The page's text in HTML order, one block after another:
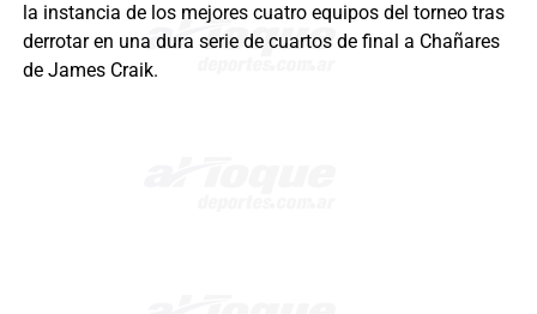
la instancia de los mejores cuatro equipos del torneo tras
derrotar en una dura serie de cuartos de final a Chañares
de James Craik.